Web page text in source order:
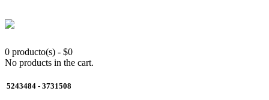
0 producto(s) - $0
No products in the cart.
5243484 - 3731508